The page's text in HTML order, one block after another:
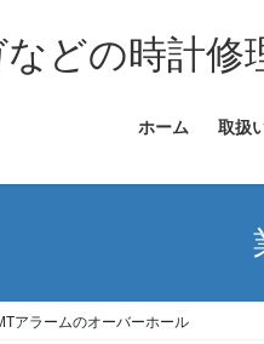
どの時計
ホーム 取扱
アラームのオーバーホール